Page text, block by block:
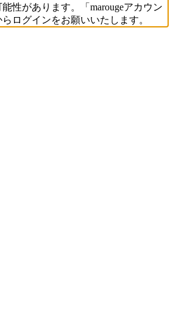
性があります。「marougeアカウン
ログインをお願いいたします。